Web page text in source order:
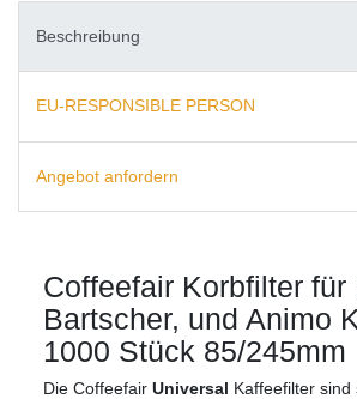
Beschreibung
EU-RESPONSIBLE PERSON
Angebot anfordern
Coffeefair Korbfilter für
Bartscher, und Animo
1000 Stück 85/245mm
Die Coffeefair Universal Kaffeefilter